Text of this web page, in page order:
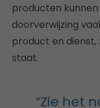
producten
doorverwijzing
product en
staat.
“Zie het